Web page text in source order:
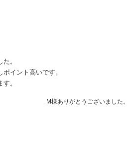
。
イント高いです。
。
M様ありがとうございました。